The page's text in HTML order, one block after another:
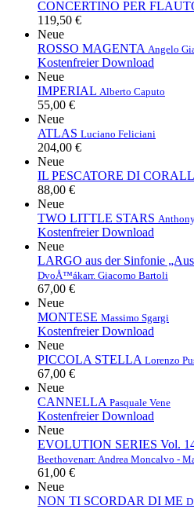
CONCERTINO PER
119,50 €
Neue
ROSSO MAGENTA Angelo
Kostenfreier Download
Neue
IMPERIAL Alberto Caputo
55,00 €
Neue
ATLAS Luciano Feliciani
204,00 €
Neue
IL PESCATORE DI
88,00 €
Neue
TWO LITTLE STARS
Kostenfreier Download
Neue
LARGO aus der Sinfonie
DvoÅ™ákarr. Giacomo Bartoli
67,00 €
Neue
MONTESE Massimo Sgargi
Kostenfreier Download
Neue
PICCOLA STELLA Lorenzo
67,00 €
Neue
CANNELLA Pasquale Vene
Kostenfreier Download
Neue
EVOLUTION SERIES Vol.
Beethovenarr. Andrea Moncalvo -
61,00 €
Neue
NON TI SCORDAR DI ME